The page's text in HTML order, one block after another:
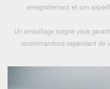
enregistrement et son
Un emballage soigné vous
recommandons cependant de